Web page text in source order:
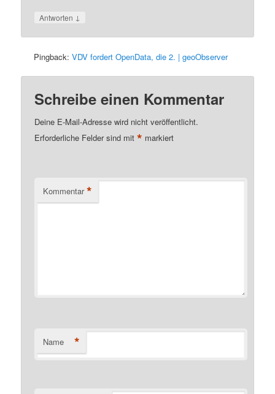
Antworten ↓
Pingback:VDV fordert OpenData, die 2. | geoObserver
Schreibe einen Kommentar
Deine E-Mail-Adresse wird nicht veröffentlicht.
Erforderliche Felder sind mit* markiert
Kommentar *
Name *